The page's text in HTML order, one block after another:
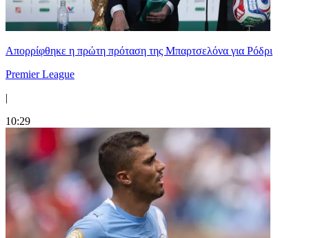
Απορρίφθηκε η πρώτη πρόταση της Μπαρτσελόνα για Ρόδρι
Premier League
|
10:29